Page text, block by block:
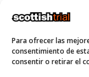
Para ofrecer las
consentimiento de
consentir o retirar el